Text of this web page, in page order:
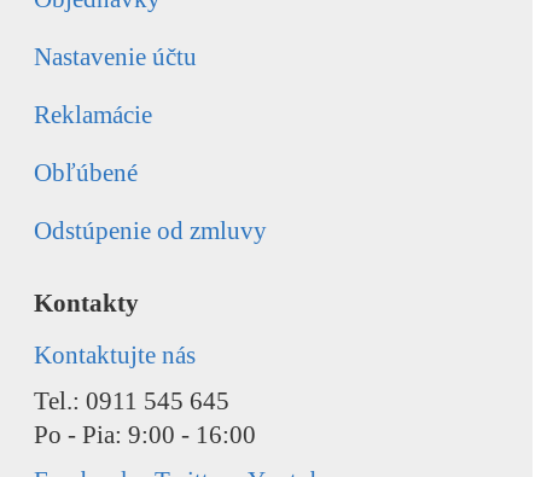
Nastavenie účtu
Reklamácie
Obľúbené
Odstúpenie od zmluvy
Kontakty
Kontaktujte nás
Tel.: 0911 545 645
Po - Pia: 9:00 - 16:00